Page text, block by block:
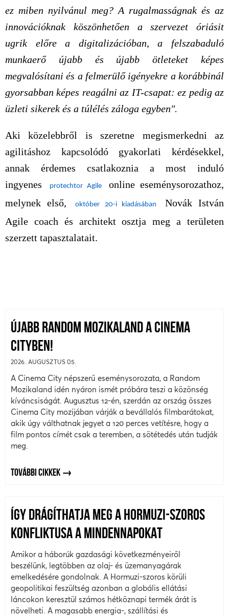
ez miben nyilvánul meg? A rugalmasságnak és az
innovációknak köszönhetően a szervezet óriásit
ugrik előre a digitalizációban, a felszabaduló
munkaerő újabb és újabb ötleteket képes
megvalósítani és a felmerülő igényekre a korábbinál
gyorsabban képes reagálni az IT-csapat: ez pedig az
üzleti sikerek és a túlélés záloga egyben".
Aki közelebbről is szeretne megismerkedni az
agilitáshoz kapcsolódó gyakorlati kérdésekkel,
annak érdemes csatlakoznia a most induló
ingyenes
protechtor Agile
online eseménysorozathoz,
melynek első,
október 20-i kiadásában
Novák István
Agile coach és architekt osztja meg a területen
szerzett tapasztalatait.
ÚJABB RANDOM MOZIKALAND A CINEMA
CITYBEN!
2026. AUGUSZTUS 05.
A Cinema City népszerű eseménysorozata, a Random
Mozikaland idén nyáron ismét próbára teszi a közönség
kíváncsiságát. Augusztus 12-én, szerdán az ország összes
Cinema City mozijában várják a bevállalós filmbarátokat,
akik úgy válthatnak jegyet a 120 perces vetítésre, hogy a
film pontos címét csak a teremben, a sötétedés után tudják
meg.
TOVÁBBI CIKKEK
ÍGY DRÁGÍTHATJA MEG A HORMUZI-SZOROS
KONFLIKTUSA A MINDENNAPOKAT
Amikor a háborúk gazdasági következményeiről
beszélünk, legtöbben az olaj- és üzemanyagárak
emelkedésére gondolnak. A Hormuzi-szoros körüli
geopolitikai feszültség azonban a globális ellátási
láncokon keresztül számos hétköznapi termék árát is
növelheti. A magasabb energia-, szállítási és